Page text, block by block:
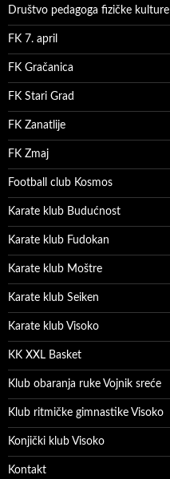
Društvo pedagoga fizičke kulture
FK 7. april
FK Gračanica
FK Stari Grad
FK Zanatlije
FK Zmaj
Football club Kosmos
Karate klub Budućnost
Karate klub Fudokan
Karate klub Moštre
Karate klub Seiken
Karate klub Visoko
KK XXL Basket
Klub obaranja ruke Vojnik sreće
Klub ritmičke gimnastike Visoko
Konjički klub Visoko
Kontakt